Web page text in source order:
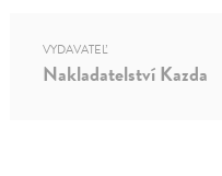
VYDAVATEĽ
Nakladatelství Kazda